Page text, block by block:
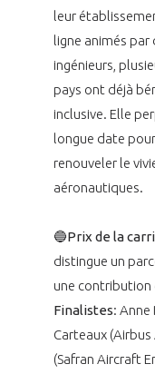
leur
ligne animés
ingénieurs,
pays ont déjà
inclusive. Elle
longue date
renouveler le
aéronautiques.
🔵Prix de la
distingue un
une contribution
Finalistes: Anne
Carteaux
(Safran Aircraft